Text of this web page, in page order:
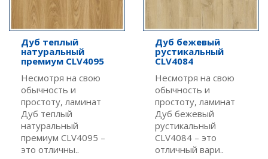
Дуб теплый
натуральный
премиум CLV4095
Несмотря на свою
обычность и
простоту, ламинат
Дуб теплый
натуральный
премиум CLV4095 –
это отличны..
Дуб бежевый
рустикальный
CLV4084
Несмотря на свою
обычность и
простоту, ламинат
Дуб бежевый
рустикальный
CLV4084 – это
отличный вари..